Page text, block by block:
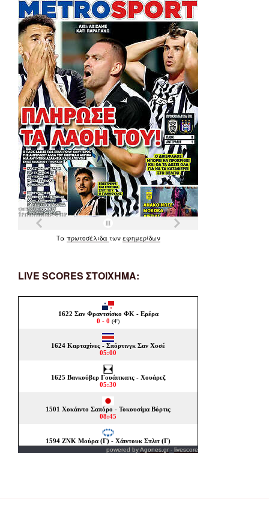
Τα πρωτοσέλιδα των εφημερίδων
LIVE SCORES ΣΤΟΙΧΗΜΑ:
powered byAgones.gr - livescore